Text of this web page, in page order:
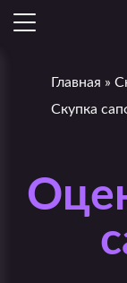
Главная »
Скупка